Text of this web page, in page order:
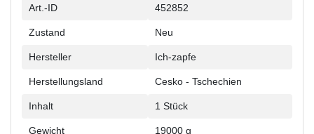
Technisches
Wert
Art.-ID 452852
Zustand Neu
Hersteller Ich-zapfe
Herstellungsland Cesko - Tschechien
Inhalt 1 Stück
Gewicht 19000 g